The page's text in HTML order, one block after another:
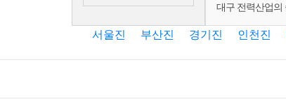
대구 전력산업의
서울진 부산진 경기진 인천진